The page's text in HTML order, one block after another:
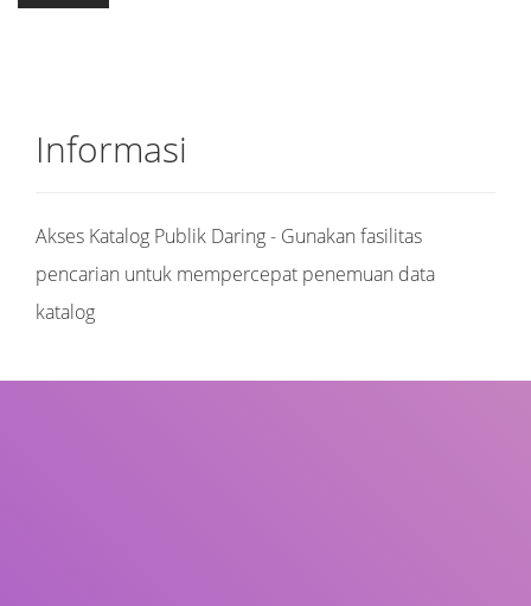
Informasi
Akses Katalog Publik Daring - Gunakan fasilitas
pencarian untuk mempercepat penemuan data
katalog